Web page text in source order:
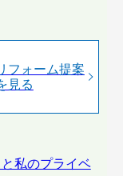
フォーム提案
見る